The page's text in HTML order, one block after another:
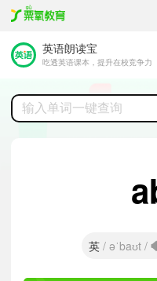
英语朗读宝
吃透英语课本，提升在校竞争力
英 / əˈbaʊt /